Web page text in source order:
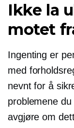
Ikke la
motet
Ingenting er
med
nevnt for å
problemene
avgjøre om